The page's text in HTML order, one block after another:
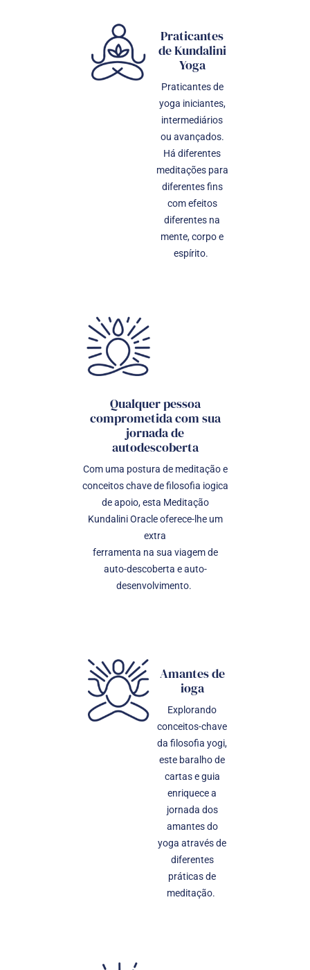
Praticantes
de Kundalini
Yoga
Praticantes de
yoga iniciantes,
intermediários
ou avançados.
Há diferentes
meditações para
diferentes fins
com efeitos
diferentes na
mente, corpo e
espírito.
Qualquer pessoa
comprometida com sua
jornada de
autodescoberta
Com uma postura de meditação e
conceitos chave de filosofia iogica
de apoio, esta Meditação
Kundalini Oracle oferece-lhe um
extra
ferramenta na sua viagem de
auto-descoberta e auto-
desenvolvimento.
Amantes de
ioga
Explorando
conceitos-chave
da filosofia yogi,
este baralho de
cartas e guia
enriquece a
jornada dos
amantes do
yoga através de
diferentes
práticas de
meditação.